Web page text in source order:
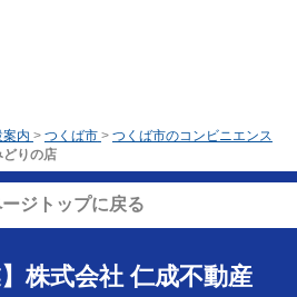
案内 > つくば市 > つくば市のコンビニエンス
どりの店
ジトップに戻る
】株式会社 仁成不動産